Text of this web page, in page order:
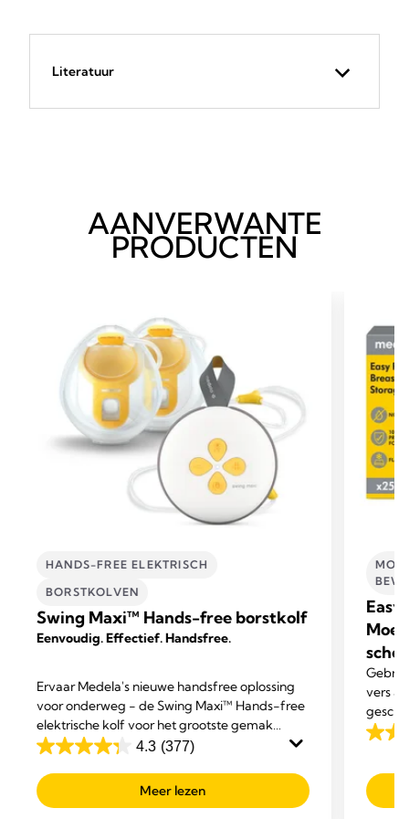
Literatuur
AANVERWANTE
PRODUCTEN
HANDS-FREE ELEKTRISCH
BORSTKOLVEN
Swing Maxi™ Hands-free borstkolf
Eenvoudig. Effectief. Handsfree.
Ervaar Medela's nieuwe handsfree oplossing
voor onderweg - de Swing Maxi™ Hands-free
elektrische kolf voor het grootste gemak
tijdens het multitasken.
4.3 (377)
4.3
van
de
Meer lezen
Easy
vers
4.8
de
5